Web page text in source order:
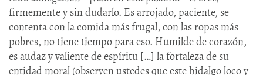
firmemente y sin dudarlo. Es arrojado, paciente, se
contenta con la comida más frugal, con las ropas más
pobres, no tiene tiempo para eso. Humilde de corazón,
es audaz y valiente de espíritu […] la fortaleza de su
entidad moral (observen ustedes que este hidalgo loco y